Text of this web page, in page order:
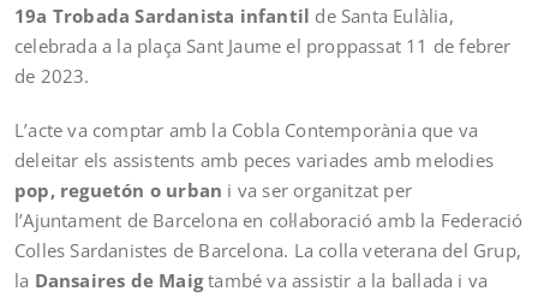
19a Trobada Sardanista infantil de Santa Eulàlia,
celebrada a la plaça Sant Jaume el proppassat 11 de febrer
de 2023.
L’acte va comptar amb la Cobla Contemporània que va
deleitar els assistents amb peces variades amb melodies
pop, reguetón o urban i va ser organitzat per
l’Ajuntament de Barcelona en col·laboració amb la Federació
Colles Sardanistes de Barcelona. La colla veterana del Grup,
la Dansaires de Maigtambé va assistir a la ballada i va